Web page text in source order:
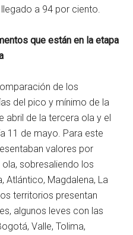
a 94 por ciento.
que están en la etapa
de los
del pico y mínimo de la
abril de la tercera ola y el
11 de mayo. Para este
valores por
sobresaliendo los
Atlántico, Magdalena, La
territorios presentan
algunos leves con las
Valle, Tolima,